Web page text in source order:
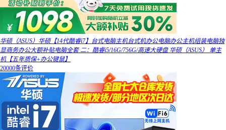
华硕（ASUS）华硕【14代酷睿i7】台式电脑主机台式机办公电脑办公主机组装电脑独
显商务办公大额补贴电脑全套 二：酷睿i5/16G/756G/高速大硬盘 华硕（ASUS） 单主
机【五年质保+办公键鼠】
20000条评价